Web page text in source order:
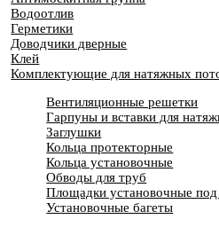
Водоотлив
Герметики
Доводчики дверные
Клей
Комплектующие для натяжных
Вентиляционные решетки
Гарпуны и вставки для
Заглушки
Кольца протекторные
Кольца установочные
Обводы для труб
Площадки установочные
Установочные багеты